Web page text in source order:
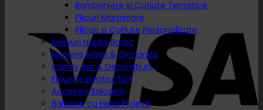
Bomboniere si Cutiute Tematice
Plicuri Martisoare
Plicuri si Cutiute Personalizate
Meniuri Nunta Botez
Numere Masa & Ghirlande
Candy Bar & Decoratiuni
Figurine pentru Tort
Accesorii Baloane
Baloane cu Heliu Ploiesti